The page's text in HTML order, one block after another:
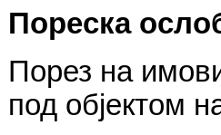
Пореска
Порез на
под објектом